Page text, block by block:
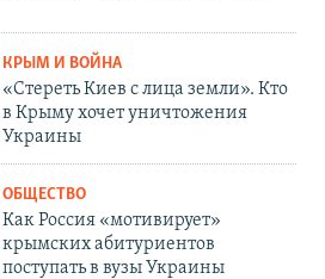
КРЫМ И ВОЙНА
«Стереть Киев с лица земли». Кто
в Крыму хочет уничтожения
Украины
ОБЩЕСТВО
Как Россия «мотивирует»
крымских абитуриентов
поступать в вузы Украины